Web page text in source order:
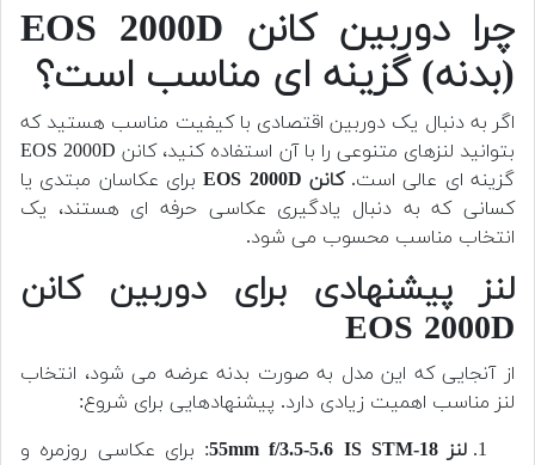
چرا دوربین کانن EOS 2000D
(بدنه) گزینه ای مناسب است؟
اگر به دنبال یک دوربین اقتصادی با کیفیت مناسب هستید که
بتوانید لنزهای متنوعی را با آن استفاده کنید، کانن EOS 2000D
گزینه ای عالی است.کانن EOS 2000D
برای عکاسان مبتدی یا
کسانی که به دنبال یادگیری عکاسی حرفه ای هستند، یک
انتخاب مناسب محسوب می شود.
لنز پیشنهادی برای دوربین کانن
EOS 2000D
از آنجایی که این مدل به صورت بدنه عرضه می شود، انتخاب
لنز مناسب اهمیت زیادی دارد. پیشنهادهایی برای شروع:
لنز 18-55mm f/3.5-5.6 IS STM
: برای عکاسی روزمره و